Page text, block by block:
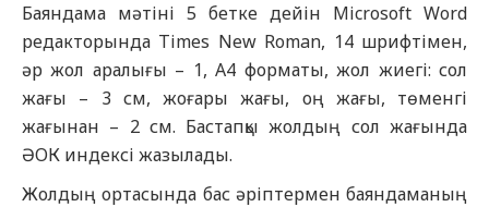
Баяндама мәтіні 5 бетке дейін Microsoft Word
редакторында Times New Roman, 14 шрифтімен,
әр жол аралығы – 1, А4 форматы, жол жиегі: сол
жағы – 3 см, жоғары жағы, оң жағы, төменгі
жағынан – 2 см. Бастапқы жолдың сол жағында
ӘОК индексі жазылады.
Жолдың ортасында бас әріптермен баяндаманың